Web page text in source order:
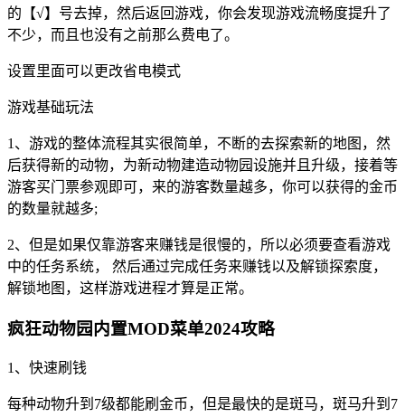
的【√】号去掉，然后返回游戏，你会发现游戏流畅度提升了
不少，而且也没有之前那么费电了。
设置里面可以更改省电模式
游戏基础玩法
1、游戏的整体流程其实很简单，不断的去探索新的地图，然
后获得新的动物，为新动物建造动物园设施并且升级，接着等
游客买门票参观即可，来的游客数量越多，你可以获得的金币
的数量就越多;
2、但是如果仅靠游客来赚钱是很慢的，所以必须要查看游戏
中的任务系统， 然后通过完成任务来赚钱以及解锁探索度，
解锁地图，这样游戏进程才算是正常。
疯狂动物园内置MOD菜单2024攻略
1、快速刷钱
每种动物升到7级都能刷金币，但是最快的是斑马，斑马升到7